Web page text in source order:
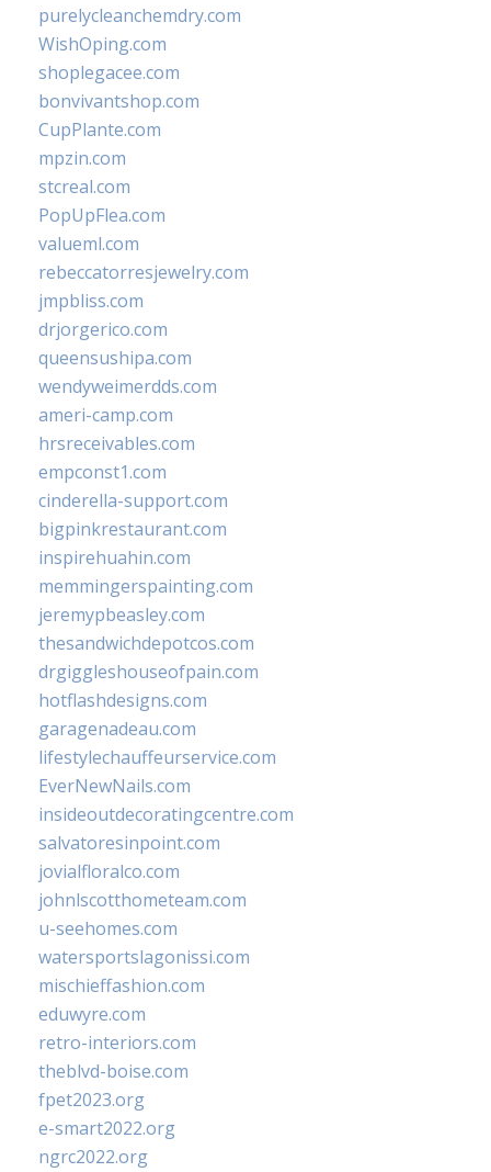
purelycleanchemdry.com
WishOping.com
shoplegacee.com
bonvivantshop.com
CupPlante.com
mpzin.com
stcreal.com
PopUpFlea.com
valueml.com
rebeccatorresjewelry.com
jmpbliss.com
drjorgerico.com
queensushipa.com
wendyweimerdds.com
ameri-camp.com
hrsreceivables.com
empconst1.com
cinderella-support.com
bigpinkrestaurant.com
inspirehuahin.com
memmingerspainting.com
jeremypbeasley.com
thesandwichdepotcos.com
drgiggleshouseofpain.com
hotflashdesigns.com
garagenadeau.com
lifestylechauffeurservice.com
EverNewNails.com
insideoutdecoratingcentre.com
salvatoresinpoint.com
jovialfloralco.com
johnlscotthometeam.com
u-seehomes.com
watersportslagonissi.com
mischieffashion.com
eduwyre.com
retro-interiors.com
theblvd-boise.com
fpet2023.org
e-smart2022.org
ngrc2022.org